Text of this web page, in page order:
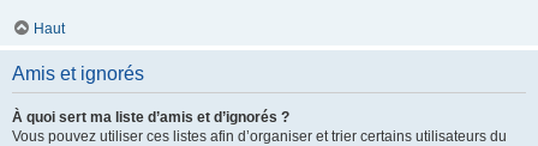
Haut
Amis et ignorés
À quoi sert ma liste d’amis et d’ignorés ?
Vous pouvez utiliser ces listes afin d’organiser et trier certains utilisateurs du